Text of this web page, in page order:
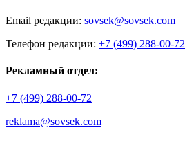
Email редакции: sovsek@sovsek.com
Телефон редакции: +7 (499) 288-00-72
Рекламный отдел:
+7 (499) 288-00-72
reklama@sovsek.com